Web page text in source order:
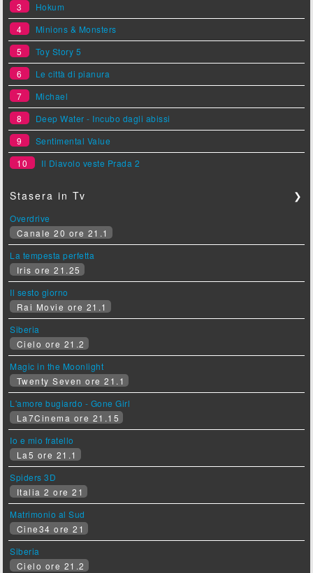
3
Hokum
4
Minions & Monsters
5
Toy Story 5
6
Le città di pianura
7
Michael
8
Deep Water - Incubo dagli abissi
9
Sentimental Value
10
Il Diavolo veste Prada 2
Stasera in Tv ❯
Overdrive
Canale 20 ore 21.1
La tempesta perfetta
Iris ore 21.25
Il sesto giorno
Rai Movie ore 21.1
Siberia
Cielo ore 21.2
Magic in the Moonlight
Twenty Seven ore 21.1
L'amore bugiardo - Gone Girl
La7Cinema ore 21.15
Io e mio fratello
La5 ore 21.1
Spiders 3D
Italia 2 ore 21
Matrimonio al Sud
Cine34 ore 21
Siberia
Cielo ore 21.2